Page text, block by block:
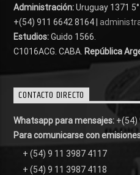
Administración:Uruguay 1371 5°
+(54) 911 6642 8164 |
Estudios:Guido 1566.
C1016ACG . CABA. República
CONTACTO DIRECTO
Whatsapp para mensajes: +(54)
Para comunicarse con
+ (54) 9 11 3987 4117
+ (54) 9 11 3987 4118